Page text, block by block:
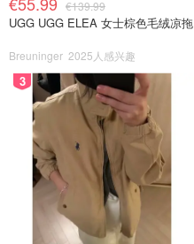
€139.99
UGG UGG ELEA 女士棕色毛绒凉拖
Breuninger 2025人感兴趣
3